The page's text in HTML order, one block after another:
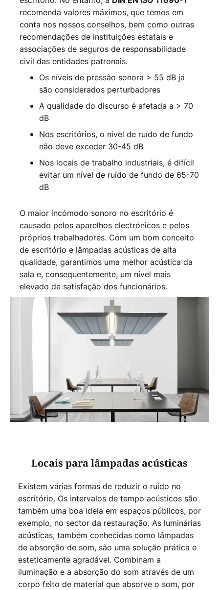
recomenda valores máximos, que temos em
conta nos nossos conselhos, bem como outras
recomendações de instituições estatais e
associações de seguros de responsabilidade
civil das entidades patronais.
Os níveis de pressão sonora > 55 dB já
são considerados perturbadores
A qualidade do discurso é afetada a > 70
dB
Nos escritórios, o nível de ruído de fundo
não deve exceder 30-45 dB
Nos locais de trabalho industriais, é difícil
evitar um nível de ruído de fundo de 65-70
dB
O maior incómodo sonoro no escritório é
causado pelos aparelhos electrónicos e pelos
próprios trabalhadores. Com um bom conceito
de escritório e lâmpadas acústicas de alta
qualidade, garantimos uma melhor acústica da
sala e, consequentemente, um nível mais
elevado de satisfação dos funcionários.
Locais para lâmpadas acústicas
Existem várias formas de reduzir o ruído no
escritório. Os intervalos de tempo acústicos são
também uma boa ideia em espaços públicos, por
exemplo, no sector da restauração. As luminárias
acústicas, também conhecidas como lâmpadas
de absorção de som, são uma solução prática e
esteticamente agradável. Combinam a
iluminação e a absorção do som através de um
corpo feito de material que absorve o som, por